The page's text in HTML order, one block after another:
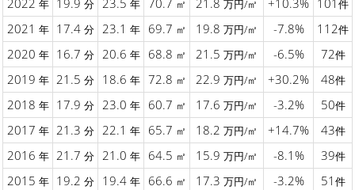
2022 年 19.9 分 23.5 年 70.7 ㎡ 21.8 万円/㎡ +10.3% 101 件
2021 年 17.4 分 23.1 年 69.7 ㎡ 19.8 万円/㎡ -7.8% 112件
2020 年 16.7 分 20.6 年 68.8 ㎡ 21.5 万円/㎡ -6.5% 72件
2019 年 21.5 分 18.6 年 72.8 ㎡ 22.9 万円/㎡ +30.2% 48件
2018 年 17.9 分 23.0 年 60.7 ㎡ 17.6 万円/㎡ -3.2% 50件
2017 年 21.3 分 22.1 年 65.7 ㎡ 18.2 万円/㎡ +14.7% 43件
2016 年 21.7 分 21.0 年 64.5 ㎡ 15.9 万円/㎡ -8.1% 39件
2015 年 19.2 分 19.4 年 66.6 ㎡ 17.3 万円/㎡ -3.2% 51 件